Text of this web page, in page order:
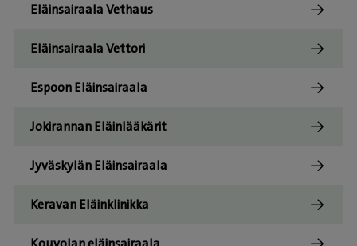
Eläinsairaala Vethaus
Eläinsairaala Vettori
Espoon Eläinsairaala
Jokirannan Eläinlääkärit
Jyväskylän Eläinsairaala
Keravan Eläinklinikka